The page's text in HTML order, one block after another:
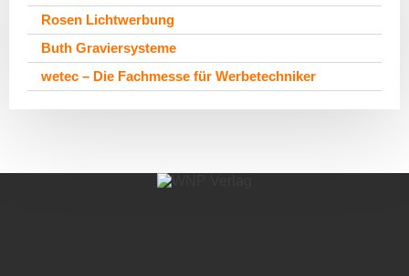
Rosen Lichtwerbung
Buth Graviersysteme
wetec – Die Fachmesse für Werbetechniker